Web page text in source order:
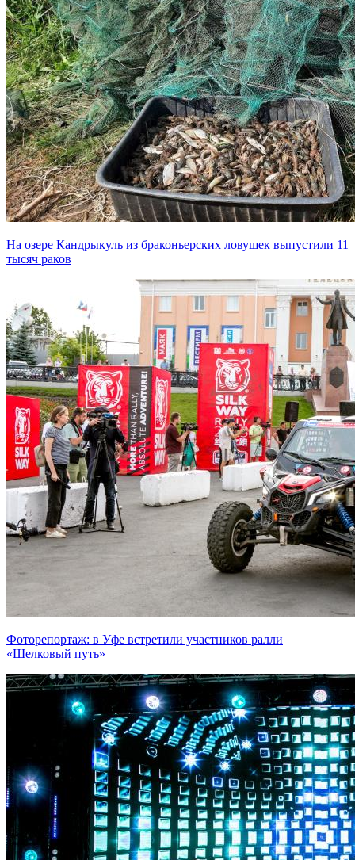
На озере Кандрыкуль из браконьерских ловушек выпустили 11
тысяч раков
Фоторепортаж: в Уфе встретили участников ралли
«Шелковый путь»